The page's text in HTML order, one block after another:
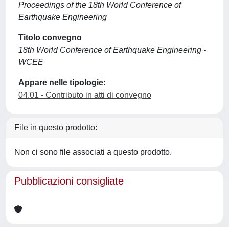
Proceedings of the 18th World Conference of
Earthquake Engineering
Titolo convegno
18th World Conference of Earthquake Engineering -
WCEE
Appare nelle tipologie:
04.01 - Contributo in atti di convegno
File in questo prodotto:
Non ci sono file associati a questo prodotto.
Pubblicazioni consigliate